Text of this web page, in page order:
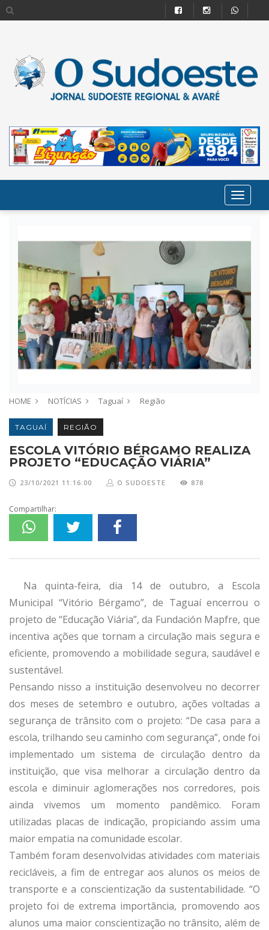
HOME NOTÍCIAS Taguaí Região
TAGUAÍ REGIÃO
ESCOLA VITÓRIO BÉRGAMO REALIZA
PROJETO “EDUCAÇÃO VIÁRIA”
23/10/2021 11:16:00 O SUDOESTE 878
Compartilhar:
Na quinta-feira, dia 14 de outubro, a Escola
Municipal “Vitório Bérgamo”, de Taguaí encerrou o
projeto de “Educação Viária”, da Fundación Mapfre, que
incentiva ações que tornam a circulação mais segura e
eficiente, promovendo a mobilidade segura, saudável e
sustentável.
Pensando nisso a instituição desenvolveu no decorrer
dos meses de setembro e outubro, ações voltadas a
segurança de trânsito com o projeto: “De casa para a
escola, trilhando seu caminho com segurança”, onde foi
implementado um sistema de circulação dentro da
instituição, que visa melhorar a circulação dentro da
escola e diminuir aglomerações nos corredores, pois
ainda vivemos um momento pandêmico. Foram
utilizadas placas de indicação, propiciando assim uma
maior empatia na comunidade escolar.
Também foram desenvolvidas atividades com materiais
recicláveis, a fim de entregar aos alunos os meios de
transporte e a conscientização da sustentabilidade. “O
projeto foi de extrema importância, promovendo aos
alunos uma maior conscientização no trânsito, além de